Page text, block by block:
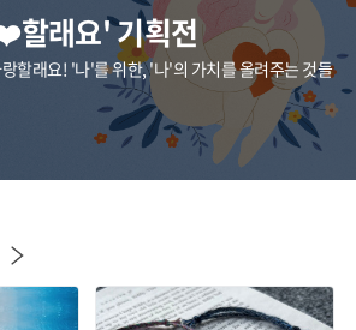
할래요' 기획전
할래요! '나'를 위한, '나'의 가치를 올려주는 것들